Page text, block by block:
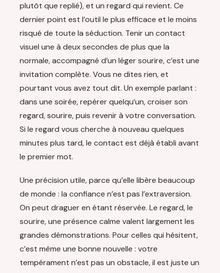
plutôt que replié), et un regard qui revient. Ce
dernier point est l’outil le plus efficace et le moins
risqué de toute la séduction. Tenir un contact
visuel une à deux secondes de plus que la
normale, accompagné d’un léger sourire, c’est une
invitation complète. Vous ne dites rien, et
pourtant vous avez tout dit. Un exemple parlant :
dans une soirée, repérer quelqu’un, croiser son
regard, sourire, puis revenir à votre conversation.
Si le regard vous cherche à nouveau quelques
minutes plus tard, le contact est déjà établi avant
le premier mot.
Une précision utile, parce qu’elle libère beaucoup
de monde : la confiance n’est pas l’extraversion.
On peut draguer en étant réservée. Le regard, le
sourire, une présence calme valent largement les
grandes démonstrations. Pour celles qui hésitent,
c’est même une bonne nouvelle : votre
tempérament n’est pas un obstacle, il est juste un